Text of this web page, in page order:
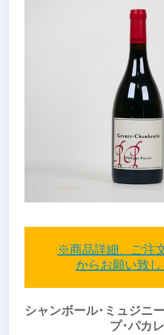
※商品詳細、ご注
からお願い致し
シャンボール･ミュジニ
プ･パカレ